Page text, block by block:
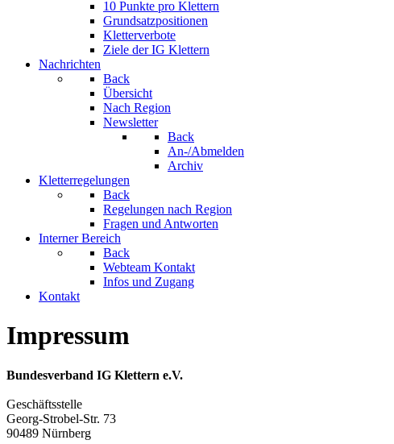
10 Punkte pro Klettern
Grundsatzpositionen
Kletterverbote
Ziele der IG Klettern
Nachrichten
Back
Übersicht
Nach Region
Newsletter
Back
An-/Abmelden
Archiv
Kletterregelungen
Back
Regelungen nach Region
Fragen und Antworten
Interner Bereich
Back
Webteam Kontakt
Infos und Zugang
Kontakt
Impressum
Bundesverband IG Klettern e.V.
Geschäftsstelle
Georg-Strobel-Str. 73
90489 Nürnberg